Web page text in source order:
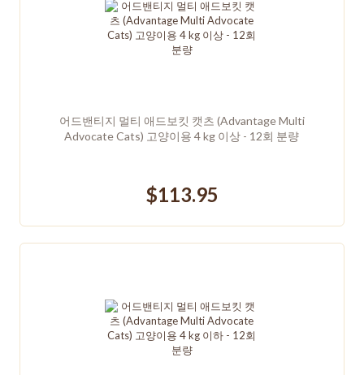
어드밴티지 멀티 애드보킷 캣츠 (Advantage Multi
Advocate Cats) 고양이용 4 kg 이상 - 12회 분량
$113.95